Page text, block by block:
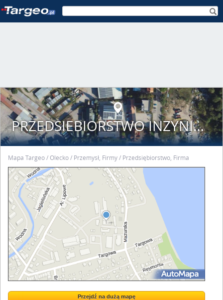
PRZEDSIEBIORSTWO INZYNIERYJNE SAN-SYSTEM SP Z O.O.
Mapa Targeo Olecko Przemysł, Firmy Przedsiębiorstwo, Firma
Wstaw tę mapkę na swoją stronę
Przejdź na dużą mapę
Przejdź na dużą mapę